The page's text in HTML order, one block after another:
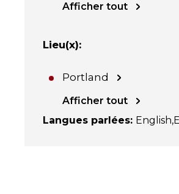
Afficher tout
Lieu(x):
Portland
Afficher tout
Langues parlées: English